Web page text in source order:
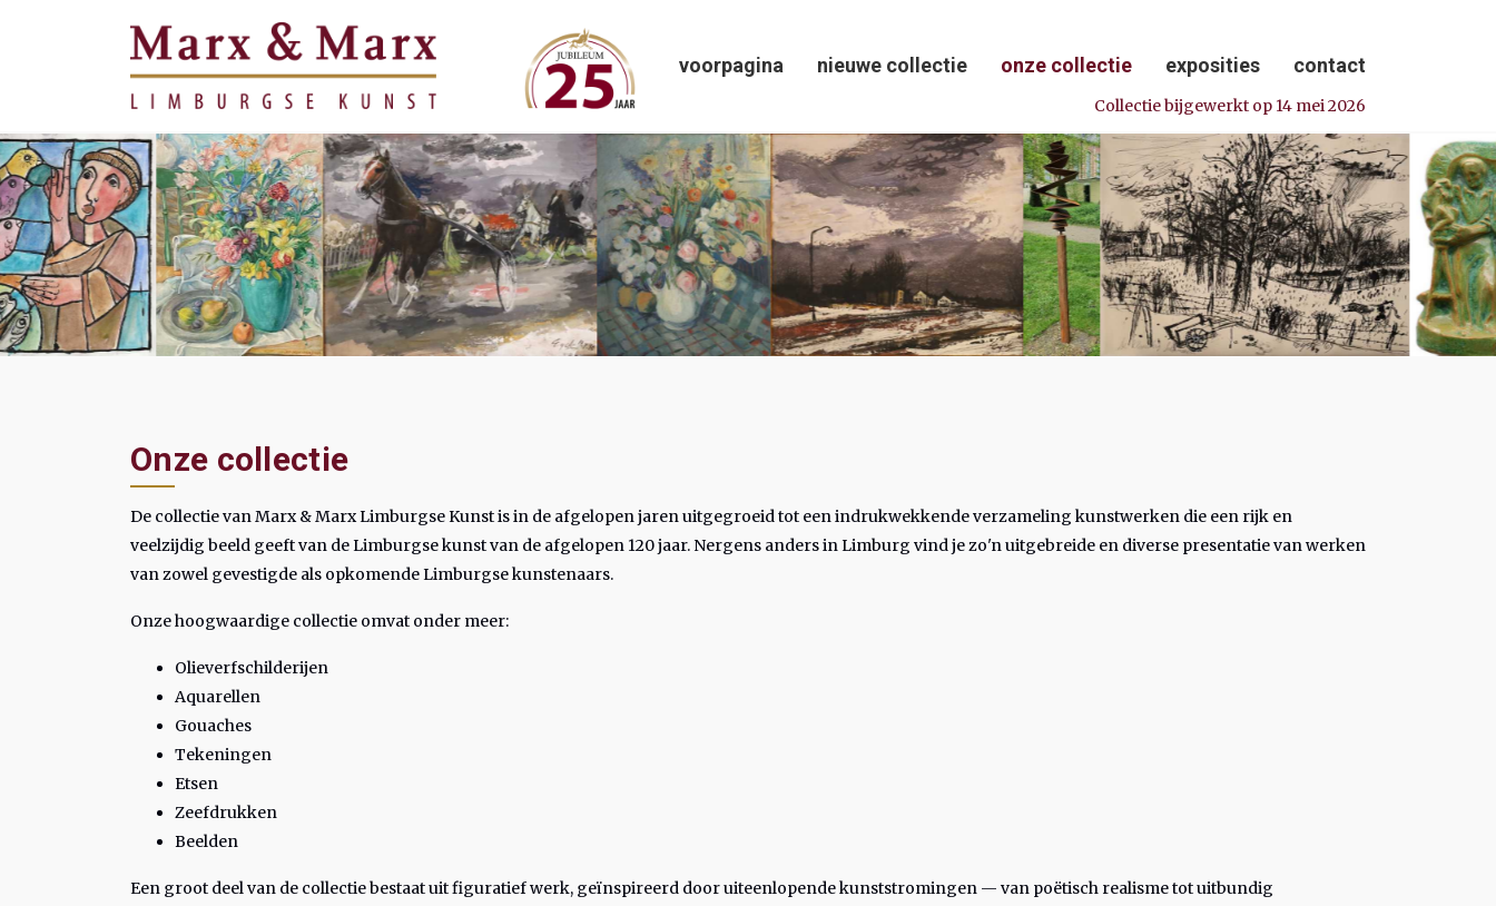
Collectie bijgewerkt op 14 mei 2026
voorpagina nieuwe collectie onze collectie exposities contact
Onze collectie
De collectie van Marx & Marx Limburgse Kunst is in de afgelopen jaren uitgegroeid tot een indrukwekkende verzameling kunstwerken die een rijk en
veelzijdig beeld geeft van de Limburgse kunst van de afgelopen 120 jaar. Nergens anders in Limburg vind je zo'n uitgebreide en diverse presentatie van werken
van zowel gevestigde als opkomende Limburgse kunstenaars.
Onze hoogwaardige collectie omvat onder meer:
Olieverfschilderijen
Aquarellen
Gouaches
Tekeningen
Etsen
Zeefdrukken
Beelden
Een groot deel van de collectie bestaat uit figuratief werk, geïnspireerd door uiteenlopende kunststromingen — van poëtisch realisme tot uitbundig